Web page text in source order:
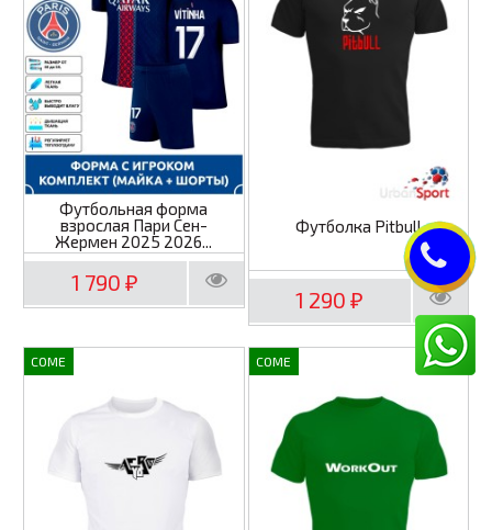
Футбольная форма
взрослая Пари Сен-
Жермен 2025 2026...
1 790₽
Футболка Pitbull
1 290₽
COME COME